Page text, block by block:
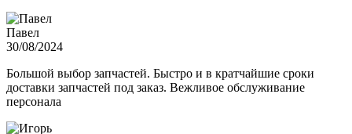
Павел
30/08/2024
Большой выбор запчастей. Быстро и в кратчайшие сроки
доставки запчастей под заказ. Вежливое обслуживание
персонала